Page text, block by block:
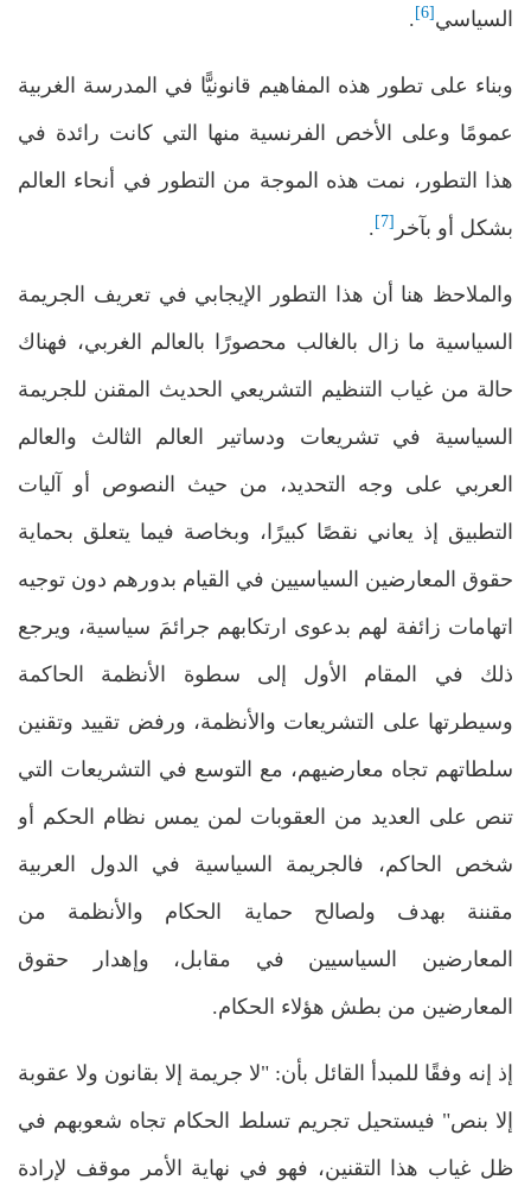
السياسي [6]
.
وبناء على تطور هذه المفاهيم قانونيًّا في المدرسة الغربية
عمومًا وعلى الأخص الفرنسية منها التي كانت رائدة في
هذا التطور، نمت هذه الموجة من التطور في أنحاء العالم
بشكل أو بآخر [7]
.
والملاحظ هنا أن هذا التطور الإيجابي في تعريف الجريمة
السياسية ما زال بالغالب محصورًا بالعالم الغربي، فهناك
حالة من غياب التنظيم التشريعي الحديث المقنن للجريمة
السياسية في تشريعات ودساتير العالم الثالث والعالم
العربي على وجه التحديد، من حيث النصوص أو آليات
التطبيق إذ يعاني نقصًا كبيرًا، وبخاصة فيما يتعلق بحماية
حقوق المعارضين السياسيين في القيام بدورهم دون توجيه
اتهامات زائفة لهم بدعوى ارتكابهم جرائمَ سياسية، ويرجع
ذلك في المقام الأول إلى سطوة الأنظمة الحاكمة
وسيطرتها على التشريعات والأنظمة، ورفض تقييد وتقنين
سلطاتهم تجاه معارضيهم، مع التوسع في التشريعات التي
تنص على العديد من العقوبات لمن يمس نظام الحكم أو
شخص الحاكم، فالجريمة السياسية في الدول العربية
مقننة بهدف ولصالح حماية الحكام والأنظمة من
المعارضين السياسيين في مقابل، وإهدار حقوق
المعارضين من بطش هؤلاء الحكام.
إذ إنه وفقًا للمبدأ القائل بأن: "لا جريمة إلا بقانون ولا عقوبة
إلا بنص" فيستحيل تجريم تسلط الحكام تجاه شعوبهم في
ظل غياب هذا التقنين، فهو في نهاية الأمر موقف لإرادة